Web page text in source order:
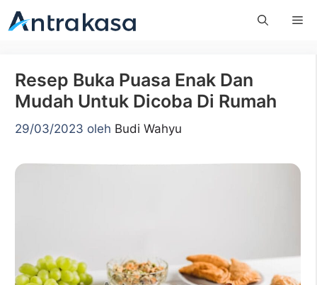
Langsung
ke
Resep Buka Puasa Enak Dan
Mudah Untuk Dicoba Di Rumah
29/03/2023 oleh Budi Wahyu